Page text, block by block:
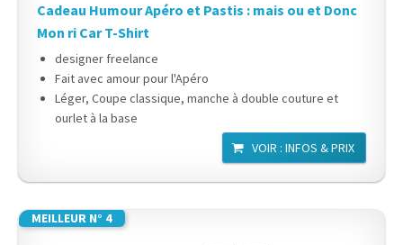
Cadeau Humour Apéro et Pastis : mais ou et Donc
Mon ri Car T-Shirt
designer freelance
Fait avec amour pour l'Apéro
Léger, Coupe classique, manche à double couture et
ourlet à la base
VOIR : INFOS & PRIX
MEILLEUR N° 4